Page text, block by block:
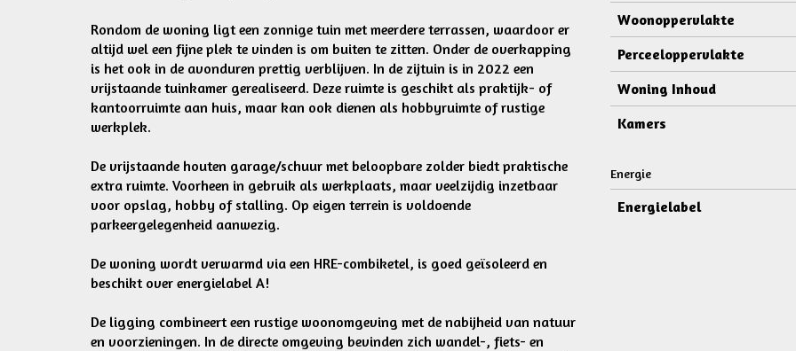
Rondom de woning ligt een zonnige tuin met meerdere terrassen, waardoor er
altijd wel een fijne plek te vinden is om buiten te zitten. Onder de overkapping
is het ook in de avonduren prettig verblijven. In de zijtuin is in 2022 een
vrijstaande tuinkamer gerealiseerd. Deze ruimte is geschikt als praktijk- of
kantoorruimte aan huis, maar kan ook dienen als hobbyruimte of rustige
werkplek.
De vrijstaande houten garage/schuur met beloopbare zolder biedt praktische
extra ruimte. Voorheen in gebruik als werkplaats, maar veelzijdig inzetbaar
voor opslag, hobby of stalling. Op eigen terrein is voldoende
parkeergelegenheid aanwezig.
De woning wordt verwarmd via een HRE-combiketel, is goed geïsoleerd en
beschikt over energielabel A!
De ligging combineert een rustige woonomgeving met de nabijheid van natuur
en voorzieningen. In de directe omgeving bevinden zich wandel-, fiets- en
Woonoppervlakte
Perceeloppervlakte
Woning Inhoud
Kamers
Energie
Energielabel